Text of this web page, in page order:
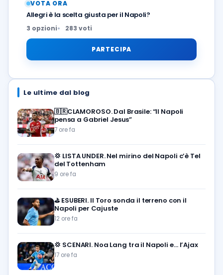
VOTA ORA
Allegri è la scelta giusta per il Napoli?
3 opzioni 283 voti
PARTECIPA
Le ultime dal blog
🇧🇷CLAMOROSO. Dal Brasile: “Il Napoli
pensa a Gabriel Jesus”
7 ore fa
💢 LISTA UNDER. Nel mirino del Napoli c’è Tel
del Tottenham
9 ore fa
⛳ ESUBERI. Il Toro sonda il terreno con il
Napoli per Cajuste
12 ore fa
💢 SCENARI. Noa Lang tra il Napoli e… l’Ajax
17 ore fa